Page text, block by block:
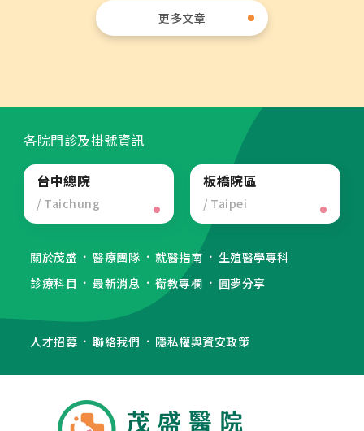
更多文章
各院門診及掛號資訊
台中總院
/ Taichung
板橋院區
/ Taipei
關於茂盛 醫療團隊 就醫指南
生殖醫學專科
診療科目
最新消息 衛教專欄 圓夢分享
人才招募 聯絡我們 隱私權與資安政策